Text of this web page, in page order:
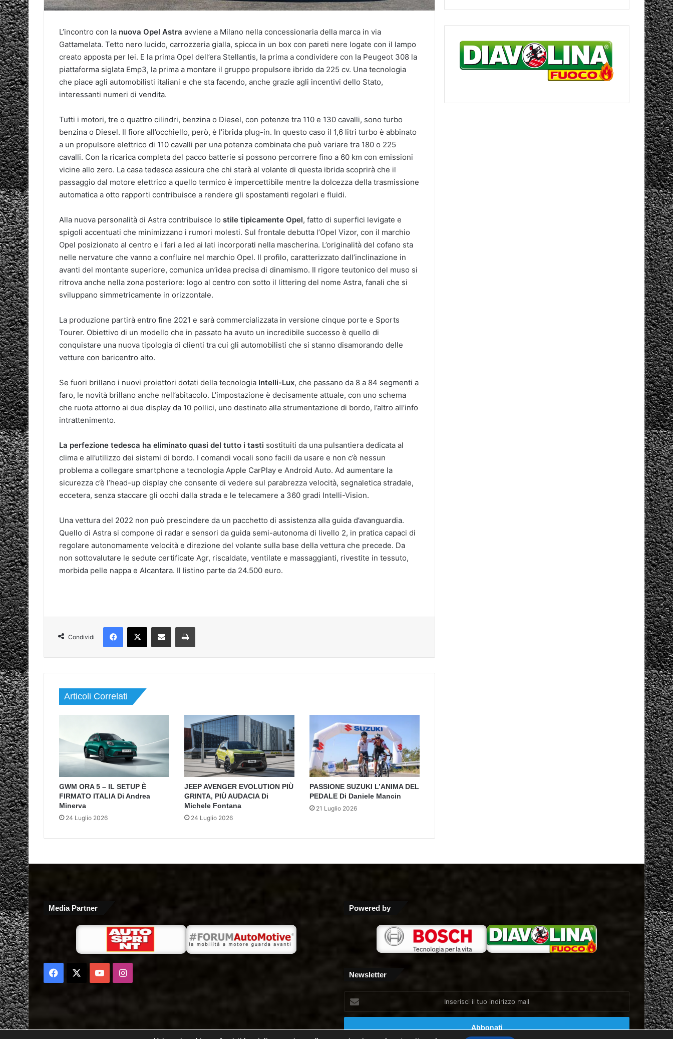
L’incontro con la nuova Opel Astra avviene a Milano nella concessionaria della marca in via
Gattamelata. Tetto nero lucido, carrozzeria gialla, spicca in un box con pareti nere logate con il lampo
creato apposta per lei. E la prima Opel dell’era Stellantis, la prima a condividere con la Peugeot 308 la
piattaforma siglata Emp3, la prima a montare il gruppo propulsore ibrido da 225 cv. Una tecnologia
che piace agli automobilisti italiani e che sta facendo, anche grazie agli incentivi dello Stato,
interessanti numeri di vendita.
Tutti i motori, tre o quattro cilindri, benzina o Diesel, con potenze tra 110 e 130 cavalli, sono turbo
benzina o Diesel. Il fiore all’occhiello, però, è l’ibrida plug-in. In questo caso il 1,6 litri turbo è abbinato
a un propulsore elettrico di 110 cavalli per una potenza combinata che può variare tra 180 o 225
cavalli. Con la ricarica completa del pacco batterie si possono percorrere fino a 60 km con emissioni
vicine allo zero. La casa tedesca assicura che chi starà al volante di questa ibrida scoprirà che il
passaggio dal motore elettrico a quello termico è impercettibile mentre la dolcezza della trasmissione
automatica a otto rapporti contribuisce a rendere gli spostamenti regolari e fluidi.
Alla nuova personalità di Astra contribuisce lo stile tipicamente Opel, fatto di superfici levigate e
spigoli accentuati che minimizzano i rumori molesti. Sul frontale debutta l’Opel Vizor, con il marchio
Opel posizionato al centro e i fari a led ai lati incorporati nella mascherina. L’originalità del cofano sta
nelle nervature che vanno a confluire nel marchio Opel. Il profilo, caratterizzato dall’inclinazione in
avanti del montante superiore, comunica un’idea precisa di dinamismo. Il rigore teutonico del muso si
ritrova anche nella zona posteriore: logo al centro con sotto il littering del nome Astra, fanali che si
sviluppano simmetricamente in orizzontale.
La produzione partirà entro fine 2021 e sarà commercializzata in versione cinque porte e Sports
Tourer. Obiettivo di un modello che in passato ha avuto un incredibile successo è quello di
conquistare una nuova tipologia di clienti tra cui gli automobilisti che si stanno disamorando delle
vetture con baricentro alto.
Se fuori brillano i nuovi proiettori dotati della tecnologia Intelli-Lux, che passano da 8 a 84 segmenti a
faro, le novità brillano anche nell’abitacolo. L’impostazione è decisamente attuale, con uno schema
che ruota attorno ai due display da 10 pollici, uno destinato alla strumentazione di bordo, l’altro all’info
intrattenimento.
La perfezione tedesca ha eliminato quasi del tutto i tasti sostituiti da una pulsantiera dedicata al
clima e all’utilizzo dei sistemi di bordo. I comandi vocali sono facili da usare e non c’è nessun
problema a collegare smartphone a tecnologia Apple CarPlay e Android Auto. Ad aumentare la
sicurezza c’è l’head-up display che consente di vedere sul parabrezza velocità, segnaletica stradale,
eccetera, senza staccare gli occhi dalla strada e le telecamere a 360 gradi Intelli-Vision.
Una vettura del 2022 non può prescindere da un pacchetto di assistenza alla guida d’avanguardia.
Quello di Astra si compone di radar e sensori da guida semi-autonoma di livello 2, in pratica capaci di
regolare autonomamente velocità e direzione del volante sulla base della vettura che precede. Da
non sottovalutare le sedute certificate Agr, riscaldate, ventilate e massaggianti, rivestite in tessuto,
morbida pelle nappa e Alcantara. Il listino parte da 24.500 euro.
Condividi
Articoli Correlati
GWM ORA 5 – IL SETUP È
FIRMATO ITALIA Di Andrea
Minerva
24 Luglio 2026
JEEP AVENGER EVOLUTION PIÙ
GRINTA, PIÙ AUDACIA Di
Michele Fontana
24 Luglio 2026
PASSIONE SUZUKI L’ANIMA DEL
PEDALE Di Daniele Mancin
21 Luglio 2026
Media Partner
Facebook
You Instagram
Powered by
Newsletter
tuo
indirizzo